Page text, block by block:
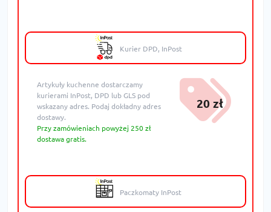
Kurier DPD, InPost
Artykuły kuchenne dostarczamy
kurierami InPost, DPD lub GLS pod
wskazany adres. Podaj dokładny adres
dostawy.
Przy zamówieniach powyżej 250 zł
dostawa gratis.
20 zł
Paczkomaty InPost